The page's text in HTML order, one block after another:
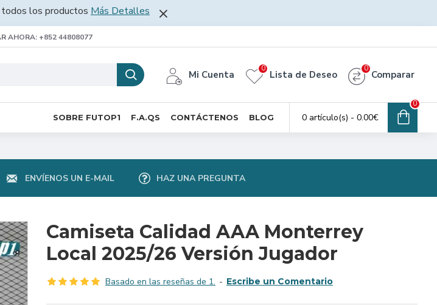
todos los productos Más Detalles
AHORA: +852 44808077
Mi Cuenta Lista de Deseo
0
Comparar
0
SOBRE FUTOP1 F.A.QS CONTÁCTENOS BLOG 0 artículo(s) - 0.00€
0
ENVÍENOS UN E-MAIL HAZ UNA PREGUNTA
Camiseta Calidad AAA Monterrey
Local 2025/26 Versión Jugador
Basado en las reseñas de 1. - Escribe un Comentario